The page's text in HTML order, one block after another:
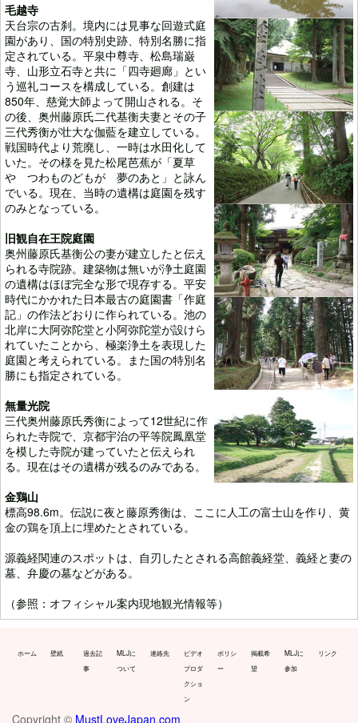
毛越寺
天台宗の古刹。境内には見事な回遊式庭
園があり、国の特別史跡、特別名勝に指
定されている。平泉中尊寺、松島瑞巌
寺、山形立石寺と共に「四寺廻廊」とい
う巡礼コースを構成している。創建は
850年、慈覚大師よって開山される。そ
の後、奥州藤原氏二代基衡夫妻とその子
三代秀衡が壮大な伽藍を建立している。
戦国時代より荒廃し、一時は水田化して
いた。その様を見た松尾芭蕉が「夏草
や つわものどもが 夢のあと」と詠ん
でいる。現在、当時の遺構は庭園を残す
のみとなっている。
旧観自在王院庭園
奥州藤原氏基衡公の妻が建立したと伝え
られる寺院跡。建築物は無いが浄土庭園
の遺構はほぼ完全な形で現存する。平安
時代にかかれた日本最古の庭園書「作庭
記」の作法どおりに作られている。池の
北岸に大阿弥陀堂と小阿弥陀堂が設けら
れていたことから、極楽浄土を表現した
庭園と考えられている。また国の特別名
勝にも指定されている。
無量光院
三代奥州藤原氏秀衡によって12世紀に作
られた寺院で、京都宇治の平等院鳳凰堂
を模した寺院が建っていたと伝えられ
る。現在はその遺構が残るのみである。
金鶏山
標高98.6m。伝説に夜と藤原秀衡は、ここに人工の富士山を作り、黄
金の鶏を頂上に埋めたとされている。
源義経関連のスポットは、自刃したとされる高館義経堂、義経と妻の
墓、弁慶の墓などがある。
（参照：オフィシャル案内現地観光情報等）
ホーム 壁紙
過去記
事
MLJに
ついて
連絡先
ビデオ
プロダ
クショ
ン
ポリシ
ー
掲載希
望
MLJに
参加
リンク
Copyright © MustLoveJapan.com